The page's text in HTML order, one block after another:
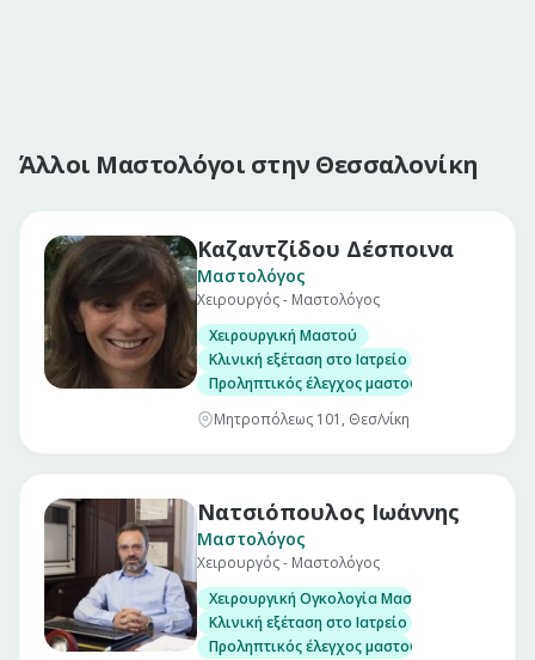
Άλλοι Μαστολόγοι στην Θεσσαλονίκη
Καζαντζίδου Δέσποινα
Μαστολόγος
Χειρουργός - Μαστολόγος
Χειρουργική Μαστού
Κλινική εξέταση στο Ιατρείο
Προληπτικός έλεγχος μαστού
Μητροπόλεως 101, Θεσ/νίκη
Νατσιόπουλος Ιωάννης
Μαστολόγος
Χειρουργός - Μαστολόγος
Χειρουργική Ογκολογία Μαστού
Κλινική εξέταση στο Ιατρείο
Προληπτικός έλεγχος μαστού